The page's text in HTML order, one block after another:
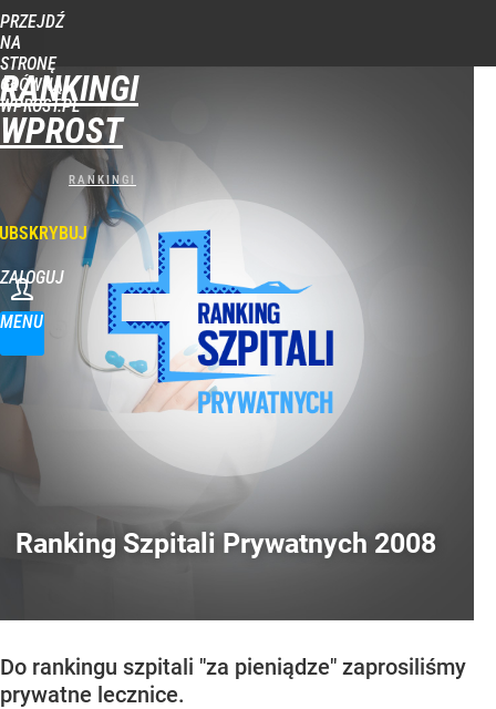
PRZEJDŹ
NA
STRONĘ
GŁÓWNĄ
WPROST.PL
RANKINGI
WPROST
ZALOGUJ
MENU
Ranking Szpitali Prywatnych 2008
Do rankingu szpitali "za pieniądze" zaprosiliśmy
prywatne lecznice.